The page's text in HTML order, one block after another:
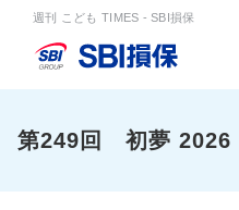
週刊 こども TIMES - SBI損保
第249回 初夢 2026